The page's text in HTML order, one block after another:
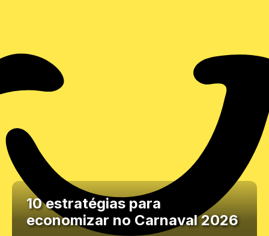
10 estratégias para
economizar no Carnaval 2026